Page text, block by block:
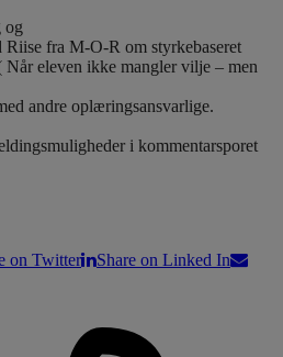
og
fra M-O-R om styrkebaseret
eleven ikke mangler vilje – men
andre oplæringsansvarlige.
i kommentarsporet
on Twitter
Share on Linked In